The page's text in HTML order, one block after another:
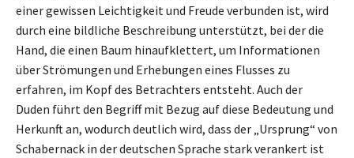
einer gewissen Leichtigkeit und Freude verbunden ist, wird
durch eine bildliche Beschreibung unterstützt, bei der die
Hand, die einen Baum hinaufklettert, um Informationen
über Strömungen und Erhebungen eines Flusses zu
erfahren, im Kopf des Betrachters entsteht. Auch der
Duden führt den Begriff mit Bezug auf diese Bedeutung und
Herkunft an, wodurch deutlich wird, dass der „Ursprung“ von
Schabernack in der deutschen Sprache stark verankert ist